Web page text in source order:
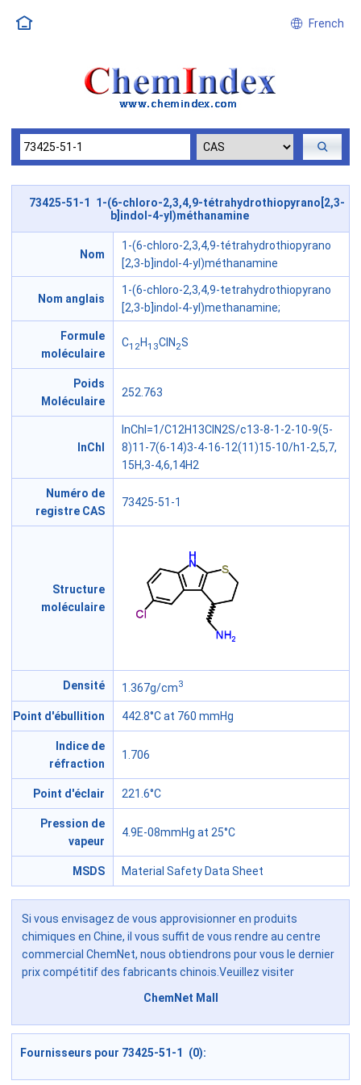
French
73425-51-1 1-(6-chloro-2,3,4,9-tétrahydrothiopyrano[2,3-
b]indol-4-yl)méthanamine
Nom
1-(6-chloro-2,3,4,9-tétrahydrothiopyrano
[2,3-b]indol-4-yl)méthanamine
Nom anglais
1-(6-chloro-2,3,4,9-tetrahydrothiopyrano
[2,3-b]indol-4-yl)methanamine;
Formule
moléculaire
C12H13ClN 2S
Poids
Moléculaire
252.763
InChl
InChI=1/C12H13ClN2S/c13-8-1-2-10-9(5-
8)11-7(6-14)3-4-16-12(11)15-10/h1-2,5,7,
15H,3-4,6,14H2
Numéro de
registre CAS
73425-51-1
Structure
moléculaire
Densité 1.367g/cm3
Point d'ébullition 442.8°C at 760 mmHg
Indice de
réfraction
1.706
Point d'éclair 221.6°C
Pression de
vapeur
4.9E-08mmHg at 25°C
MSDS Material Safety Data Sheet
Si vous envisagez de vous approvisionner en produits
chimiques en Chine, il vous suffit de vous rendre au centre
commercial ChemNet, nous obtiendrons pour vous le dernier
prix compétitif des fabricants chinois.Veuillez visiter
ChemNet Mall
Fournisseurs pour 73425-51-1 (0):